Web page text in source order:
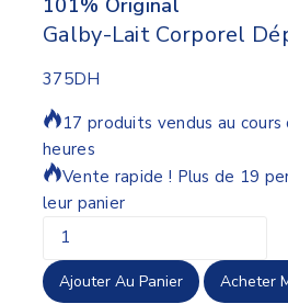
101% Original
Galby-Lait Corporel
375DH
17 produits vendus au
heures
Vente rapide ! Plus de 19
leur panier
Ajouter Au Panier Acheter